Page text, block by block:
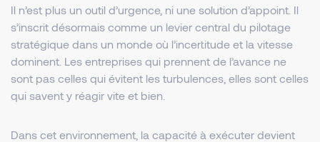
Il n’est plus un outil d’urgence, ni une solution d’appoint. Il
s’inscrit désormais comme un levier central du pilotage
stratégique dans un monde où l’incertitude et la vitesse
dominent. Les entreprises qui prennent de l’avance ne
sont pas celles qui évitent les turbulences, elles sont celles
qui savent y réagir vite et bien.
Dans cet environnement, la capacité à exécuter devient